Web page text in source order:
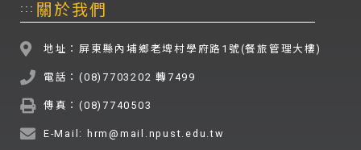
::: 關於我們
地址：屏東縣內埔鄉老埤村學府路1號(餐旅管理大樓)
電話：(08)7703202 轉7499
傳真：(08)7740503
E-Mail: hrm@mail.npust.edu.tw